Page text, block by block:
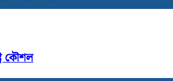
কৌশল